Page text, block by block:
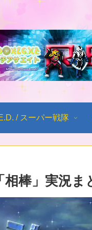
/ スーパー戦隊
棒」実況ま